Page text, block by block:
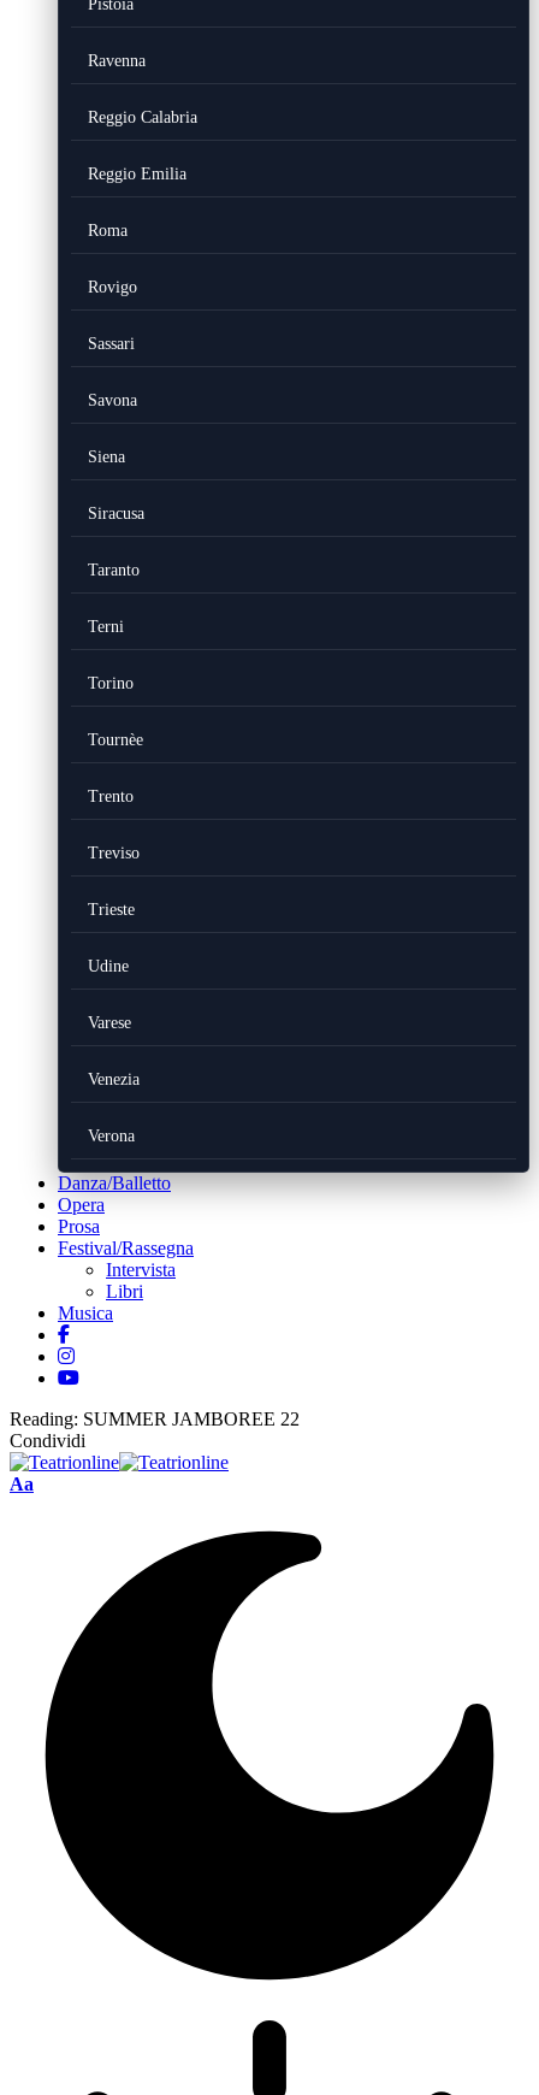
Pistoia
Ravenna
Reggio Calabria
Reggio Emilia
Roma
Rovigo
Sassari
Savona
Siena
Siracusa
Taranto
Terni
Torino
Tournèe
Trento
Treviso
Trieste
Udine
Varese
Venezia
Verona
Danza/Balletto
Opera
Prosa
Festival/Rassegna
Intervista
Libri
Musica
Reading: SUMMER JAMBOREE 22
Condividi
Font
Aa